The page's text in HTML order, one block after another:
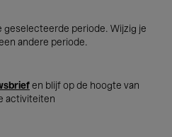
geselecteerde periode. Wijzig je
andere periode.
en blijf op de hoogte van
activiteiten